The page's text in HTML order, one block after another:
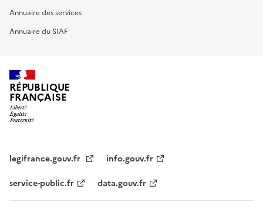
Annuaire des services
Annuaire du SIAF
RÉPUBLIQUE
FRANÇAISE
legifrance.gouv.fr
info.gouv.fr
service-public.fr
data.gouv.fr